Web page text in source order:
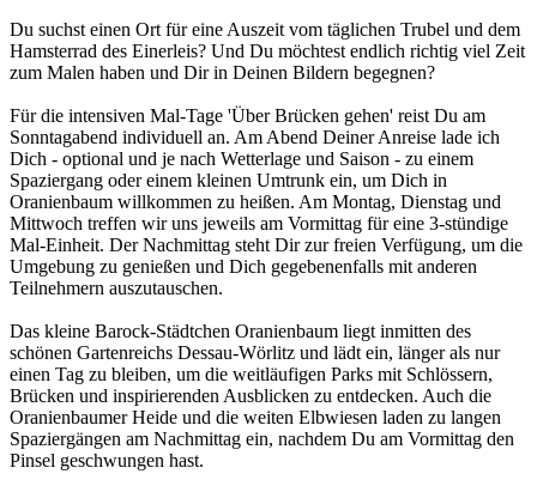
Du suchst einen Ort für eine Auszeit vom täglichen Trubel und dem
Hamsterrad des Einerleis? Und Du möchtest endlich richtig viel Zeit
zum Malen haben und Dir in Deinen Bildern begegnen?
Für die intensiven Mal-Tage 'Über Brücken gehen' reist Du am
Sonntagabend individuell an. Am Abend Deiner Anreise lade ich
Dich - optional und je nach Wetterlage und Saison - zu einem
Spaziergang oder einem kleinen Umtrunk ein, um Dich in
Oranienbaum willkommen zu heißen. Am Montag, Dienstag und
Mittwoch treffen wir uns jeweils am Vormittag für eine 3-stündige
Mal-Einheit. Der Nachmittag steht Dir zur freien Verfügung, um die
Umgebung zu genießen und Dich gegebenenfalls mit anderen
Teilnehmern auszutauschen.
Das kleine Barock-Städtchen Oranienbaum liegt inmitten des
schönen Gartenreichs Dessau-Wörlitz und lädt ein, länger als nur
einen Tag zu bleiben, um die weitläufigen Parks mit Schlössern,
Brücken und inspirierenden Ausblicken zu entdecken. Auch die
Oranienbaumer Heide und die weiten Elbwiesen laden zu langen
Spaziergängen am Nachmittag ein, nachdem Du am Vormittag den
Pinsel geschwungen hast.